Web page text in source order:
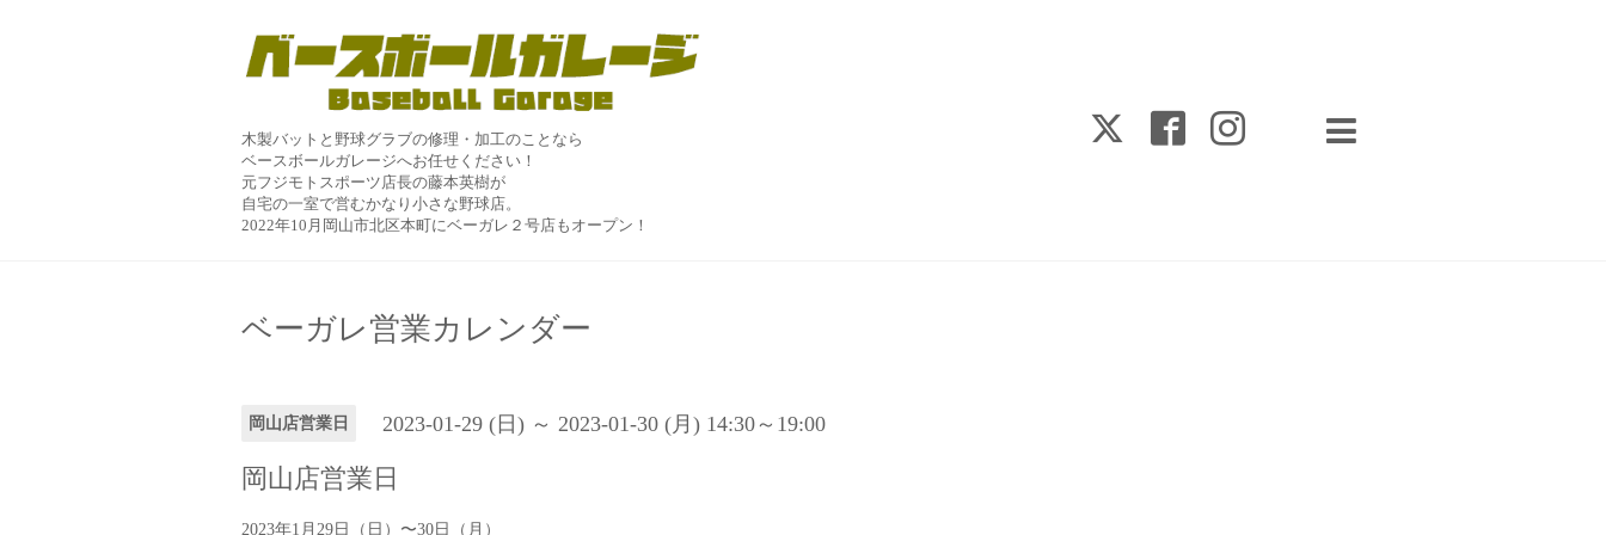
木製バットと野球グラブの修理・加工のことなら
ベースボールガレージへお任せください！
元フジモトスポーツ店長の藤本英樹が
自宅の一室で営むかなり小さな野球店。
2022年10月岡山市北区本町にベーガレ２号店もオープン！
ベーガレ営業カレンダー
岡山店営業日 2023-01-29 (日) ～ 2023-01-30 (月) 14:30～19:00
岡山店営業日
2023年1月29日（日）〜30日（月）